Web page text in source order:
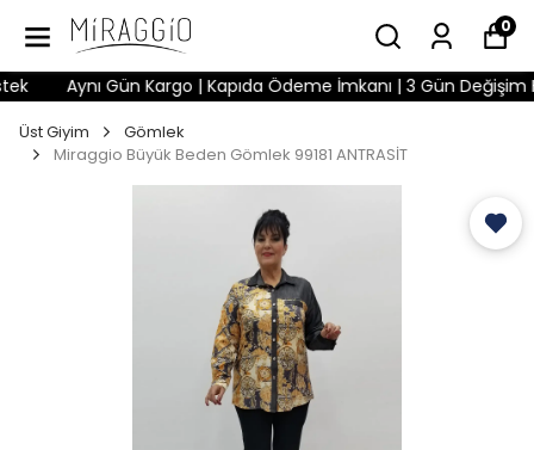
0
Aynı Gün Kargo | Kapıda Ödeme İmkanı | 3 Gün Değişim
Üst Giyim
Gömlek
Miraggio Büyük Beden Gömlek 99181 ANTRASİT